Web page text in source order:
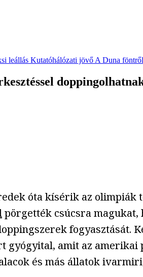
leállás Kutatóhálózati jövő A Duna föntről
óta kísérik az
pörgették csúcsra magukat,
fogyasztását.
amit az amerikai
és más állatok